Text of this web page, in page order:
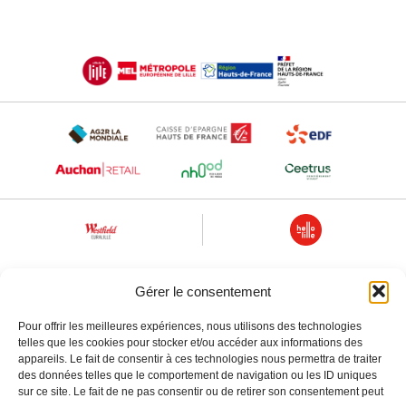
Gérer le consentement
Pour offrir les meilleures expériences, nous utilisons des technologies
telles que les cookies pour stocker et/ou accéder aux informations des
appareils. Le fait de consentir à ces technologies nous permettra de traiter
des données telles que le comportement de navigation ou les ID uniques
sur ce site. Le fait de ne pas consentir ou de retirer son consentement peut